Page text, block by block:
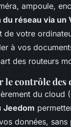
ampoule,
réseau via un
de votre
à vos
des routeurs
contrôle des
du
Jeedom
données,